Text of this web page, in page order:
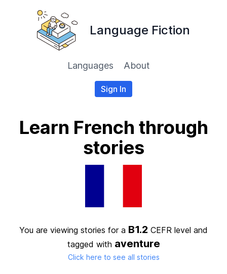
Language Fiction
Languages About
Sign In
Learn French through
stories
You are viewing stories for a B1.2 CEFR level and
tagged with aventure
Click here to see all stories